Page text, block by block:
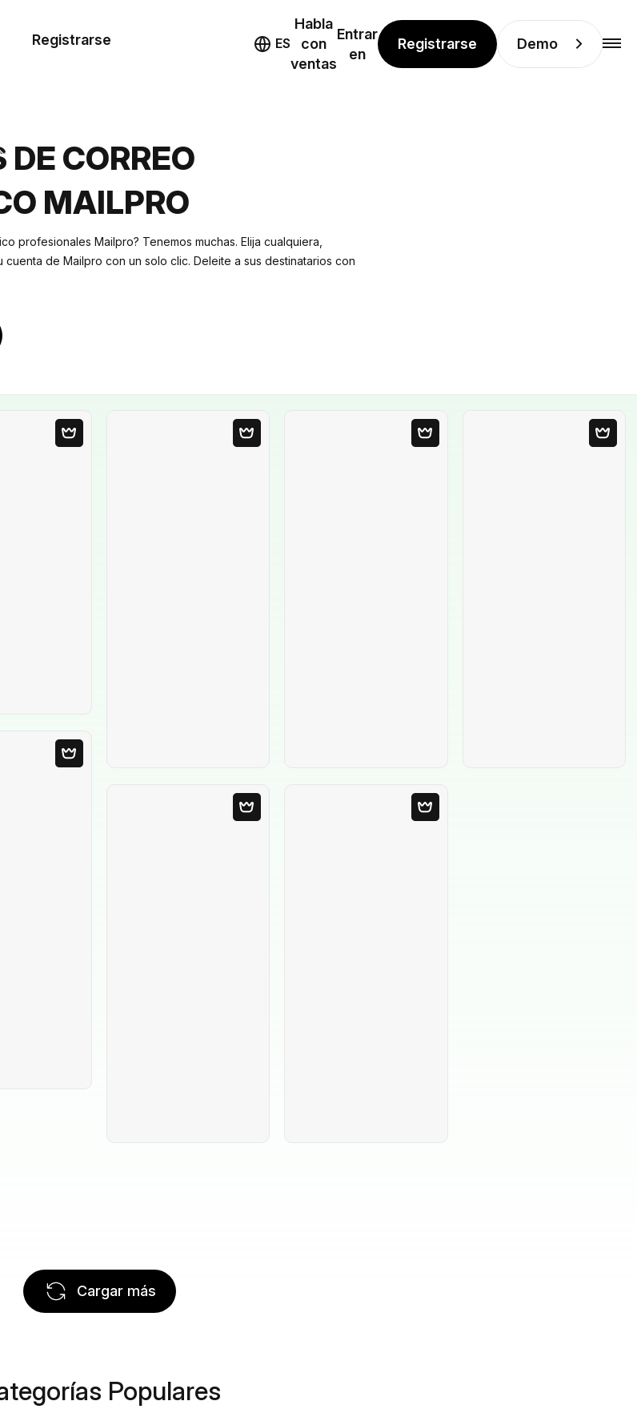
Registrarse ES
Habla
con
ventas
Entrar
en
Registrarse Demo
CORREO
MAILPRO
profesionales Mailpro? Tenemos muchas. Elija cualquiera,
de Mailpro con un solo clic. Deleite a sus destinatarios con
Cargar más
Populares